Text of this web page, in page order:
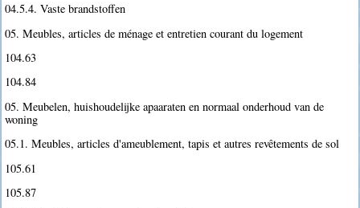
04.5.4. Vaste brandstoffen
05. Meubles, articles de ménage et entretien courant du logement
104.63
104.84
05. Meubelen, huishoudelijke apaaraten en normaal onderhoud van de
woning
05.1. Meubles, articles d'ameublement, tapis et autres revêtements de sol
105.61
105.87